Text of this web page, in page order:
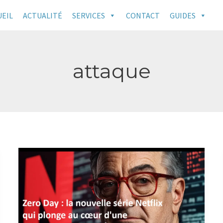
ACTUALITÉ SERVICES CONTACT GUIDES
attaque
Zero
la
nouvelle